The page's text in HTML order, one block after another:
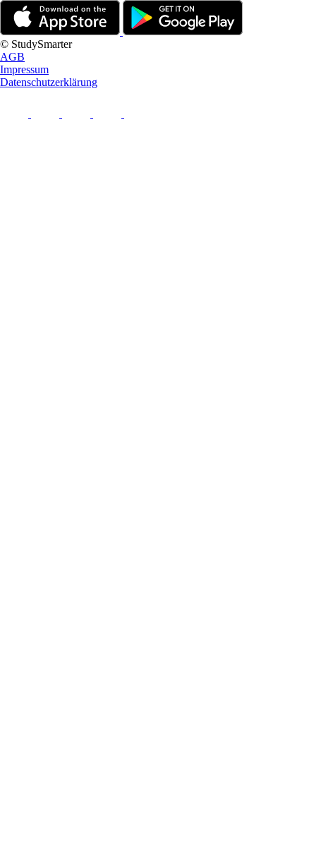
© StudySmarter
AGB
Impressum
Datenschutzerklärung